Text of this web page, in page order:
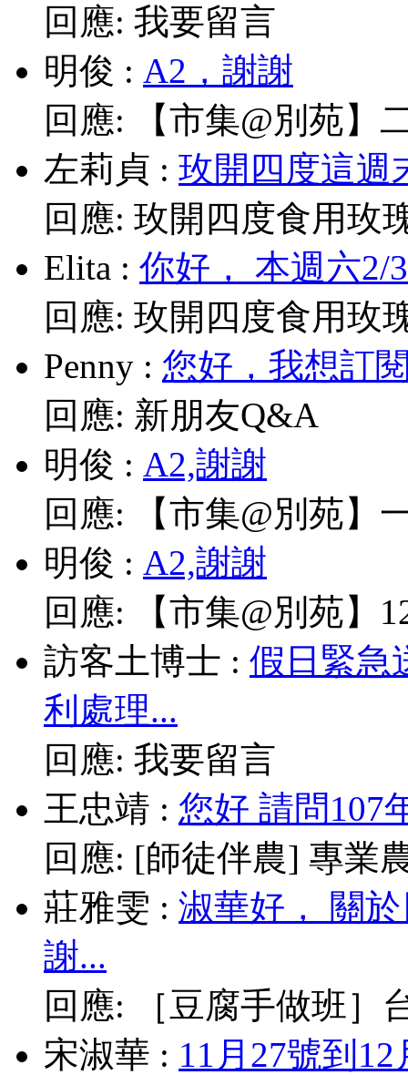
回應: 我要留言
明俊 : A2，謝謝
回應:
【市集@別苑】
左莉貞 : 玫開四度這週
回應: 玫開四度食用玫
Elita : 你好， 本週六2/
回應: 玫開四度食用玫
Penny : 您好，我想訂
回應: 新朋友Q&A
明俊 : A2,謝謝
回應:
【市集@別苑】
明俊 : A2,謝謝
回應:
【市集@別苑】
訪客土博士 : 假日緊急
利處理...
回應: 我要留言
王忠靖 : 您好 請問107
回應: [師徒伴農] 專業
莊雅雯 : 淑華好， 關
謝...
回應:
［豆腐手做班］
宋淑華 : 11月27號到